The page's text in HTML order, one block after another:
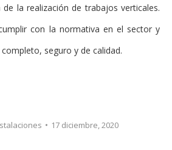
la realización de trabajos verticales.
con la normativa en el sector y
seguro y de calidad.
17 diciembre, 2020